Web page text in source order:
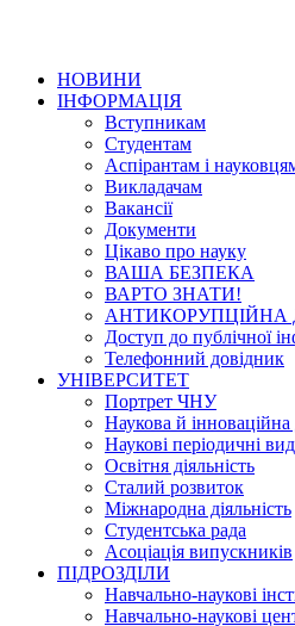
НОВИНИ
ІНФОРМАЦІЯ
Вступникам
Студентам
Аспірантам і
Викладачам
Вакансії
Документи
Цікаво про науку
ВАША БЕЗПЕКА
ВАРТО ЗНАТИ!
АНТИКОРУПЦІЙНА
Доступ до публічної
Телефонний довідник
УНІВЕРСИТЕТ
Портрет ЧНУ
Наукова й інноваційна
Наукові періодичні
Освітня діяльність
Сталий розвиток
Міжнародна діяльність
Студентська рада
Асоціація випускників
ПІДРОЗДІЛИ
Навчально-наукові
Навчально-наукові